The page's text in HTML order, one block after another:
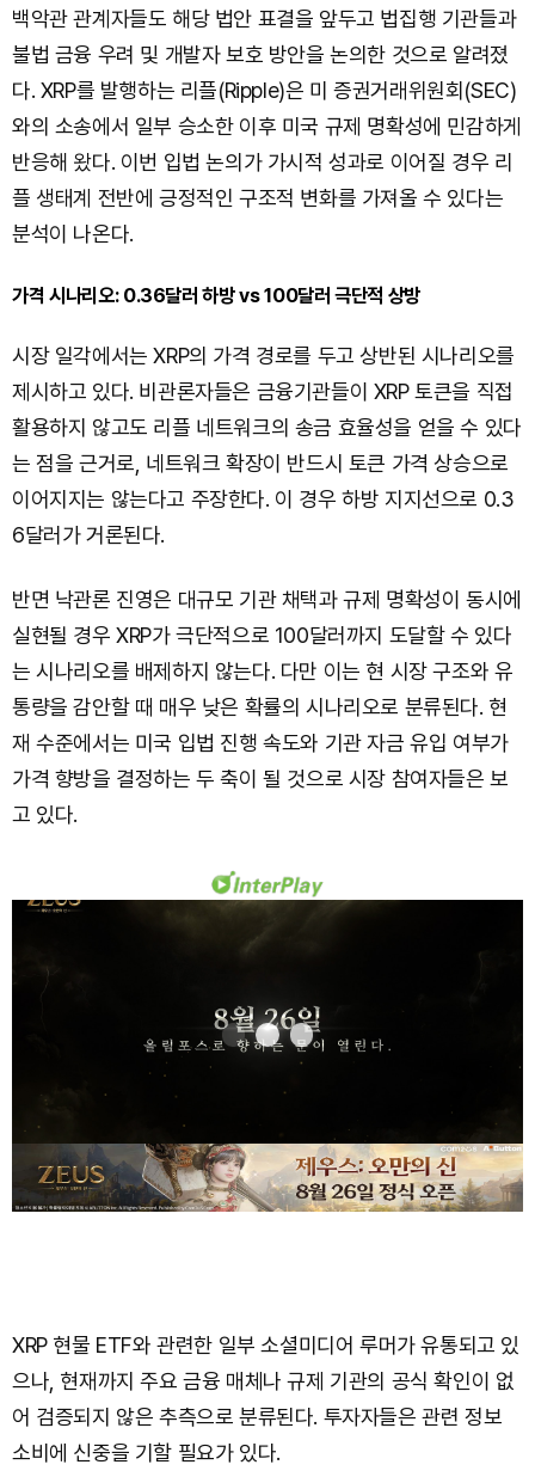
백악관 관계자들도 해당 법안 표결을 앞두고 법집행 기관들과
불법 금융 우려 및 개발자 보호 방안을 논의한 것으로 알려졌
다. XRP를 발행하는 리플(Ripple)은 미 증권거래위원회(SEC)
와의 소송에서 일부 승소한 이후 미국 규제 명확성에 민감하게
반응해 왔다. 이번 입법 논의가 가시적 성과로 이어질 경우 리
플 생태계 전반에 긍정적인 구조적 변화를 가져올 수 있다는
분석이 나온다.
가격 시나리오: 0.36달러 하방 vs 100달러 극단적 상방
시장 일각에서는 XRP의 가격 경로를 두고 상반된 시나리오를
제시하고 있다. 비관론자들은 금융기관들이 XRP 토큰을 직접
활용하지 않고도 리플 네트워크의 송금 효율성을 얻을 수 있다
는 점을 근거로, 네트워크 확장이 반드시 토큰 가격 상승으로
이어지지는 않는다고 주장한다. 이 경우 하방 지지선으로 0.3
6달러가 거론된다.
반면 낙관론 진영은 대규모 기관 채택과 규제 명확성이 동시에
실현될 경우 XRP가 극단적으로 100달러까지 도달할 수 있다
는 시나리오를 배제하지 않는다. 다만 이는 현 시장 구조와 유
통량을 감안할 때 매우 낮은 확률의 시나리오로 분류된다. 현
재 수준에서는 미국 입법 진행 속도와 기관 자금 유입 여부가
가격 향방을 결정하는 두 축이 될 것으로 시장 참여자들은 보
고 있다.
XRP 현물 ETF와 관련한 일부 소셜미디어 루머가 유통되고 있
으나, 현재까지 주요 금융 매체나 규제 기관의 공식 확인이 없
어 검증되지 않은 추측으로 분류된다. 투자자들은 관련 정보
소비에 신중을 기할 필요가 있다.